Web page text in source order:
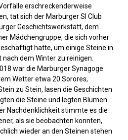
erschreckenderweise
tat sich der Marburger SI Club
Geschichtswerkstatt, dem
Mädchengruppe, die sich vorher
hatte, um einige Steine in
dem Winter zu reinigen.
war die Marburger Synagoge
Wetter etwa 20 Sorores,
zu Stein, lasen die Geschichten
die Steine und legten Blumen
Nachdenklichkeit stimmte es die
als sie beobachten konnten,
wieder an den Steinen stehen